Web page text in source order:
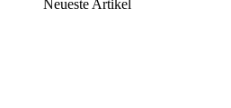
Neueste Artikel